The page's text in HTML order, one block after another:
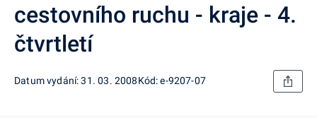
cestovního ruchu - kraje - 4.
čtvrtletí
Datum vydání: 31. 03. 2008Kód: e-9207-07